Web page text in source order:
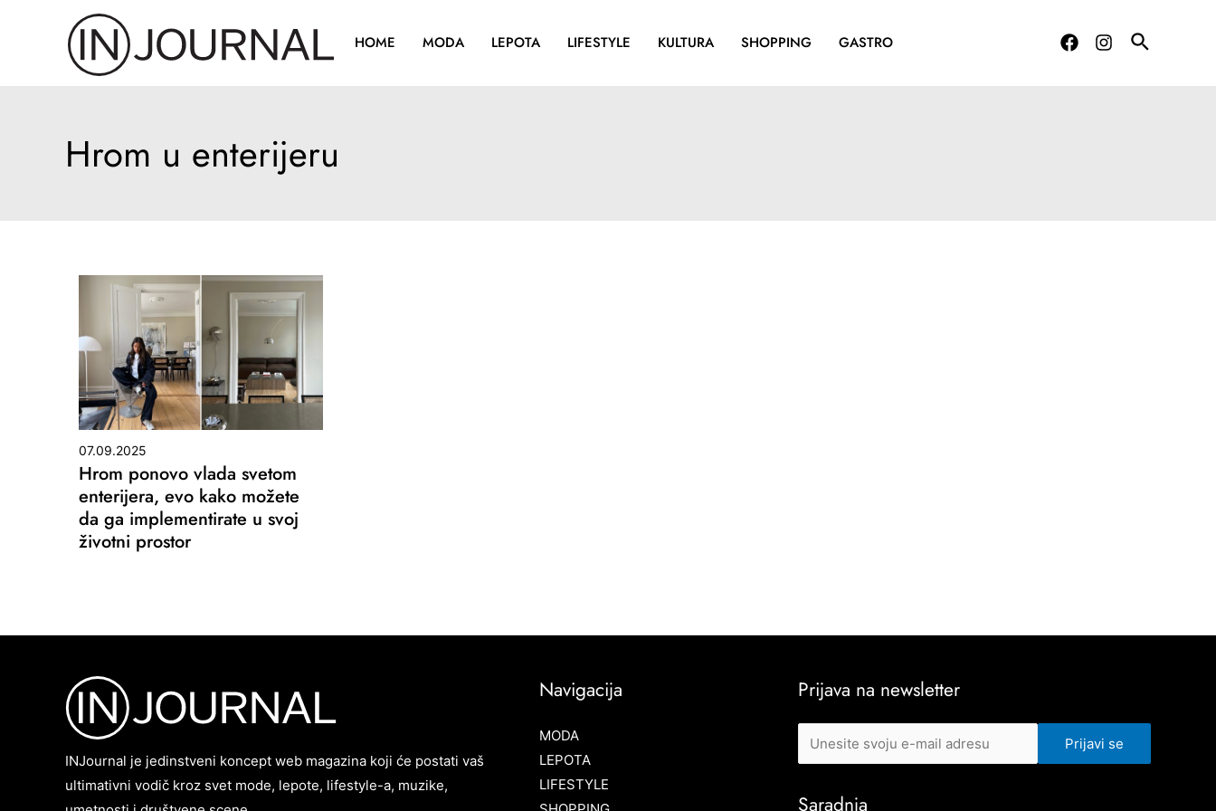
HOME MODA LEPOTA LIFESTYLE KULTURA SHOPPING GASTRO
Hrom u enterijeru
07.09.2025
Hrom ponovo vlada svetom
enterijera, evo kako možete
da ga implementirate u svoj
životni prostor
INJournal je jedinstveni koncept web magazina koji će postati vaš
ultimativni vodič kroz svet mode, lepote, lifestyle-a, muzike,
Navigacija
MODA
LEPOTA
LIFESTYLE
Prijava na newsletter
Saradnja